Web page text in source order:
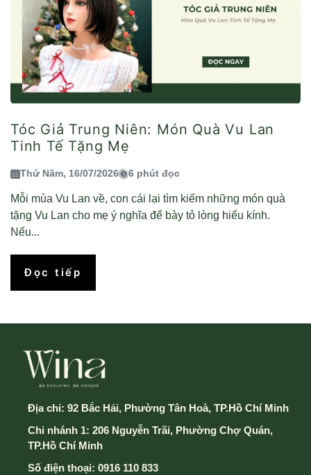
Tóc Giả Trung Niên: Món Quà Vu Lan
Tinh Tế Tặng Mẹ
Thứ Năm, 16/07/2026 6 phút đọc
Mỗi mùa Vu Lan về, con cái lại tìm kiếm những món quà
tặng Vu Lan cho mẹ ý nghĩa để bày tỏ lòng hiếu kính.
Nếu...
Đọc tiếp
Địa chỉ: 92 Bắc Hải, Phường Tân Hoà, TP.Hồ Chí Minh
Chi nhánh 1: 206 Nguyễn Trãi, Phường Chợ Quán,
TP.Hồ Chí Minh
Số điện thoại: 0916 110 833